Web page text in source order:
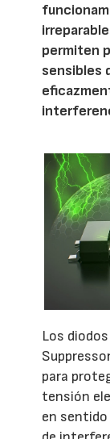
permiten
sensibles
Los
para
tensión
en